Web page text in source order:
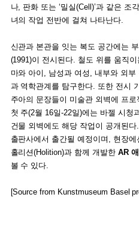
나, 판화 또는 ‘밀실(Cell)’과 같은 조
녀의 작업 전반에 걸쳐 나타난다.
신관과 본관을 잇는 복도 공간에는
(1991)이 전시된다. 철도 위를 움직
마와 아이, 남성과 여성, 내부와 외
과 역학관계를 탐구한다. 또한 전시
주아의 문장들이 미술관 외벽에 프
첫 주(2월 16일-22일)에는 바젤 시청
건물 외벽에도 해당 작업이 공개된
출판사에서 출간될 예정이며, 현장
홀리션(Holition)과 함께 개발한 AR
볼 수 있다.
[Source from Kunstmuseum Basel